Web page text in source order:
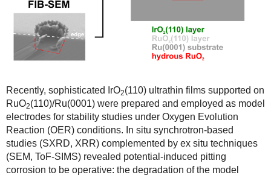
Recently, sophisticated IrO2(110) ultrathin films supported on
RuO2(110)/Ru(0001) were prepared and employed as model
electrodes for stability studies under Oxygen Evolution
Reaction (OER) conditions. In situ synchrotron-based
studies (SXRD, XRR) complemented by ex situ techniques
(SEM, ToF-SIMS) revealed potential-induced pitting
corrosion to be operative: the degradation of the model